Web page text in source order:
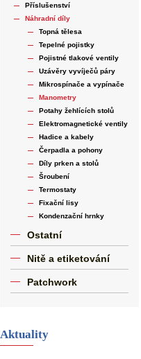
Příslušenství
Náhradní díly
Topná tělesa
Tepelné pojistky
Pojistné tlakové ventily
Uzávěry vyvíječů páry
Mikrospínače a vypínače
Manometry
Potahy žehlících stolů
Elektromagnetické ventily
Hadice a kabely
Čerpadla a pohony
Díly prken a stolů
Šroubení
Termostaty
Fixační lisy
Kondenzační hrnky
Ostatní
Nitě a etiketování
Patchwork
Aktuality